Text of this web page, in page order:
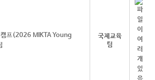
프(2026 MIKTA Young
국제교육
팀